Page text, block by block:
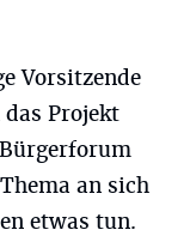
Vorsitzende
Projekt
an sich
etwas tun.